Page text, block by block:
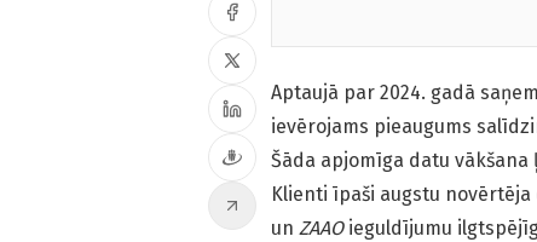
Aptaujā par 2024. gadā
ievērojams pieaugums
Šāda apjomīga datu
Klienti īpaši augstu
un ZAAOieguldījumu